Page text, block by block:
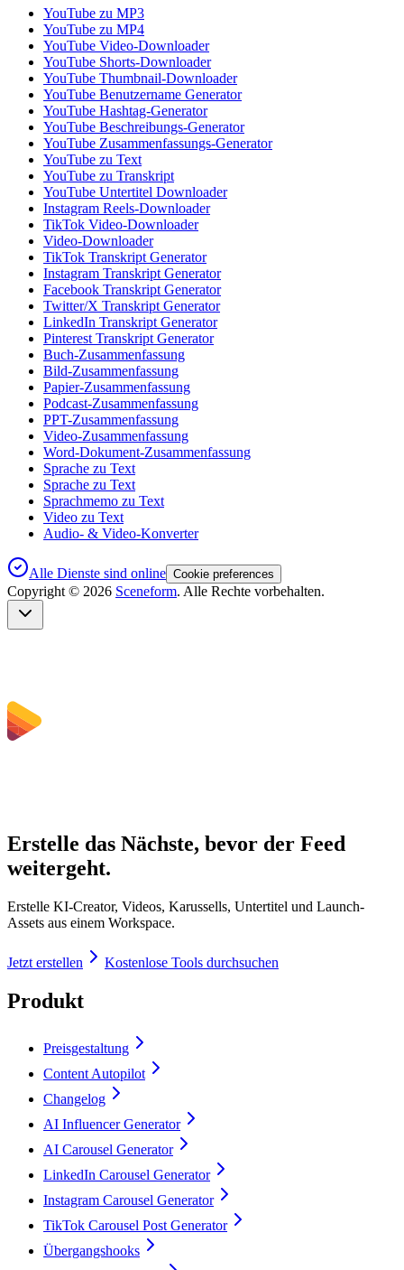
YouTube zu MP3
YouTube zu MP4
YouTube Video-Downloader
YouTube Shorts-Downloader
YouTube Thumbnail-Downloader
YouTube Benutzername Generator
YouTube Hashtag-Generator
YouTube Beschreibungs-Generator
YouTube Zusammenfassungs-Generator
YouTube zu Text
YouTube zu Transkript
YouTube Untertitel Downloader
Instagram Reels-Downloader
TikTok Video-Downloader
Video-Downloader
TikTok Transkript Generator
Instagram Transkript Generator
Facebook Transkript Generator
Twitter/X Transkript Generator
LinkedIn Transkript Generator
Pinterest Transkript Generator
Buch-Zusammenfassung
Bild-Zusammenfassung
Papier-Zusammenfassung
Podcast-Zusammenfassung
PPT-Zusammenfassung
Video-Zusammenfassung
Word-Dokument-Zusammenfassung
Sprache zu Text
Sprache zu Text
Sprachmemo zu Text
Video zu Text
Audio- & Video-Konverter
Alle Dienste sind online Cookie preferences
Copyright © 2026 Sceneform. Alle Rechte vorbehalten.
Erstelle das Nächste, bevor der Feed
weitergeht.
Erstelle KI-Creator, Videos, Karussells, Untertitel und Launch-
Assets aus einem Workspace.
Jetzt erstellen Kostenlose Tools durchsuchen
Produkt
Preisgestaltung
Content Autopilot
Changelog
AI Influencer Generator
AI Carousel Generator
LinkedIn Carousel Generator
Instagram Carousel Generator
TikTok Carousel Post Generator
Übergangshooks